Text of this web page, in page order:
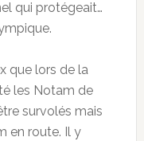
qui protégeait…
que lors de la
les Notam de
survolés mais
en route. Il y